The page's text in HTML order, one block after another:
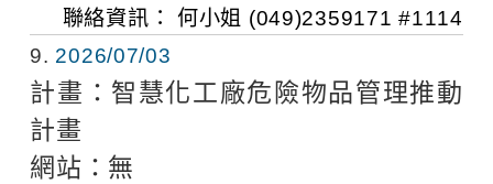
聯絡資訊： 何小姐 (049)2359171 #1114
9
2026/07/03
計畫： 智慧化工廠危險物品管理推動
計畫
網站： 無